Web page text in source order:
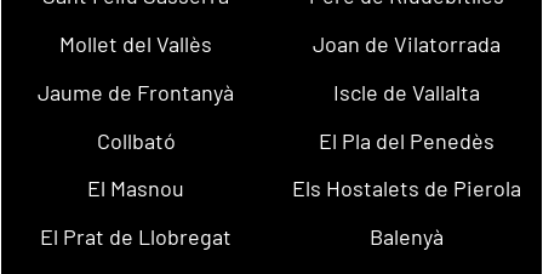
Mollet del Vallès
Joan de Vilatorrada
Jaume de Frontanyà
Iscle de Vallalta
Collbató
El Pla del Penedès
El Masnou
Els Hostalets de Pierola
El Prat de Llobregat
Balenyà